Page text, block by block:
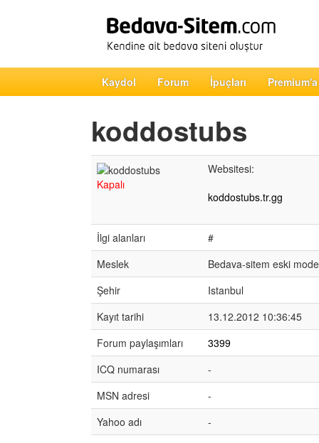
Kaydol Forum İpuçları
koddostubs
Kapalı
Websitesi:
koddostubs.tr.gg
İlgi alanları
#
Meslek
Bedava-sitem eski
Şehir
Istanbul
Kayıt tarihi
13.12.2012 10:36:45
Forum paylaşımları
3399
ICQ numarası
-
MSN adresi
-
Yahoo adı
-